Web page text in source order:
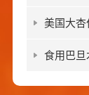
上的美味
美国大杏
食用巴旦